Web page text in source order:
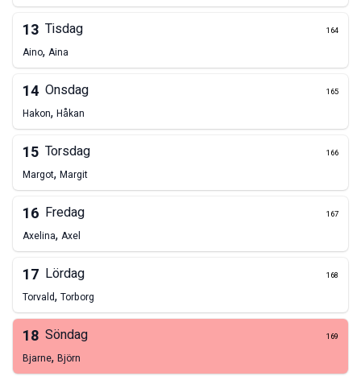
13 Tisdag 164
Aino, Aina
14 Onsdag 165
Hakon, Håkan
15 Torsdag 166
Margot, Margit
16 Fredag 167
Axelina, Axel
17 Lördag 168
Torvald, Torborg
18 Söndag 169
Bjarne, Björn